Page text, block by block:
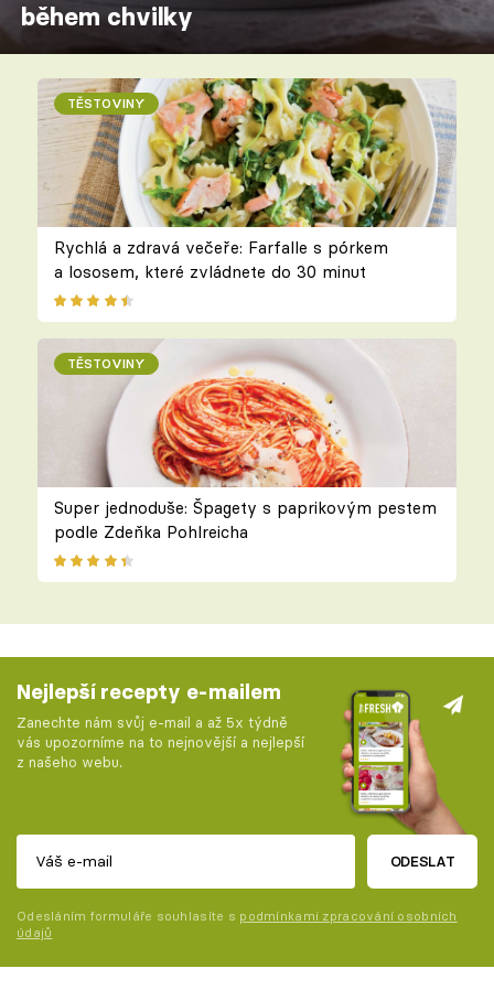
během chvilky
TĚSTOVINY
Rychlá a zdravá večeře: Farfalle s pórkem
a lososem, které zvládnete do 30 minut
TĚSTOVINY
Super jednoduše: Špagety s paprikovým pestem
podle Zdeňka Pohlreicha
Nejlepší recepty e-mailem
Zanechte nám svůj e-mail a až 5x týdně
vás upozorníme na to nejnovější a nejlepší
z našeho webu.
ODESLAT
Odesláním formuláře souhlasíte s podmínkami zpracování osobních
údajů